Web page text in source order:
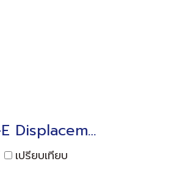
SDP-E Displacement Transducer 50 to 300mm
เปรียบเทียบ